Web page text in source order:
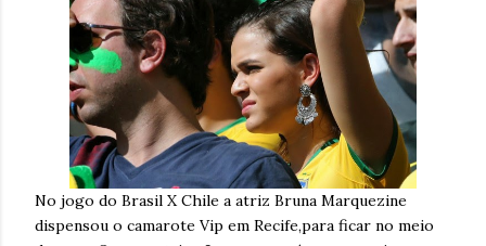
No jogo do Brasil X Chile a atriz Bruna Marquezine
dispensou o camarote Vip em Recife,para ficar no meio